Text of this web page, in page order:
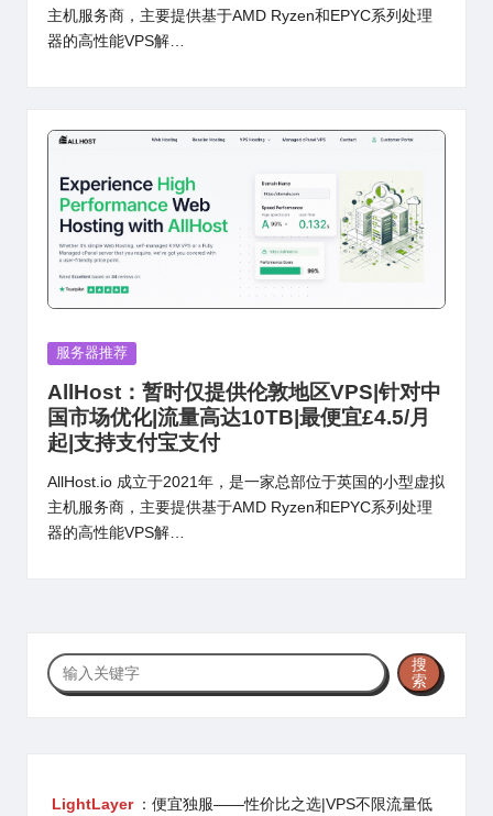
主机服务商，主要提供基于AMD Ryzen和EPYC系列处理
器的高性能VPS解…
Posted
服务器推荐
AllHost：暂时仅提供伦敦地区VPS|针对中
国市场优化|流量高达10TB|最便宜£4.5/月
起|支持支付宝支付
AllHost.io 成立于2021年，是一家总部位于英国的小型虚拟
主机服务商，主要提供基于AMD Ryzen和EPYC系列处理
器的高性能VPS解…
搜
索
搜
索
LightLayer ：便宜独服——性价比之选|VPS不限流量低